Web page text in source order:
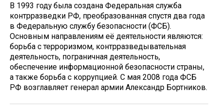
В 1993 году была создана Федеральная служба
контрразведки РФ, преобразованная спустя два года
в Федеральную службу безопасности (ФСБ).
Основным направлениям её деятельности являются:
борьба с терроризмом, контрразведывательная
деятельность, пограничная деятельность,
обеспечение информационной безопасности страны,
а также борьба с коррупцией. С мая 2008 года ФСБ
РФ возглавляет генерал армии Александр Бортников.